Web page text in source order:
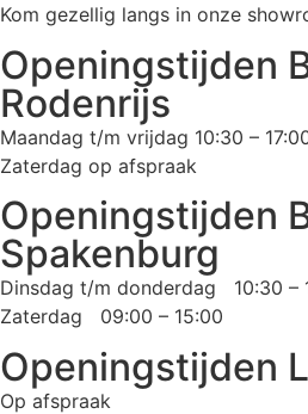
Kom gezellig langs in onze
Openingstijden
Rodenrijs
Maandag t/m vrijdag 10:30 –
Zaterdag op afspraak
Openingstijden
Spakenburg
Dinsdag t/m donderdag 10:30 –
Zaterdag 09:00 – 15:00
Openingstijden
Op afspraak